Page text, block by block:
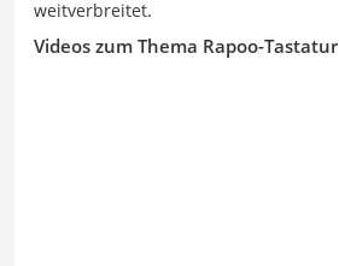
weitverbreitet.
Videos zum Thema Rapoo-Tastatur